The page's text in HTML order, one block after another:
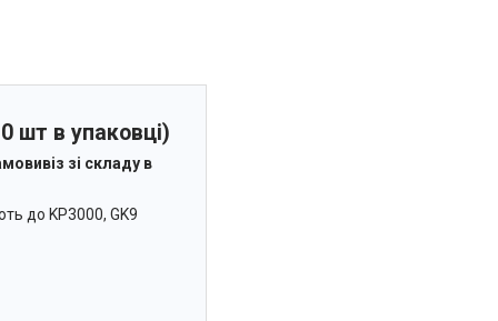
шт в упаковці)
зі складу в
до KP3000, GK9